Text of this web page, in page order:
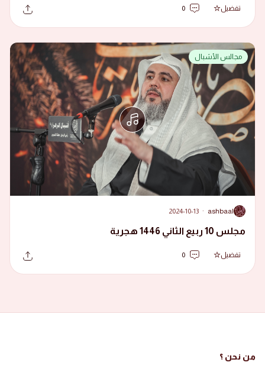
تفضيل 0
مجالس الأشبال
A
ashbaal
·
2024-10-13
مجلس 10 ربيع الثاني 1446 هجرية
تفضيل 0
من نحن ؟